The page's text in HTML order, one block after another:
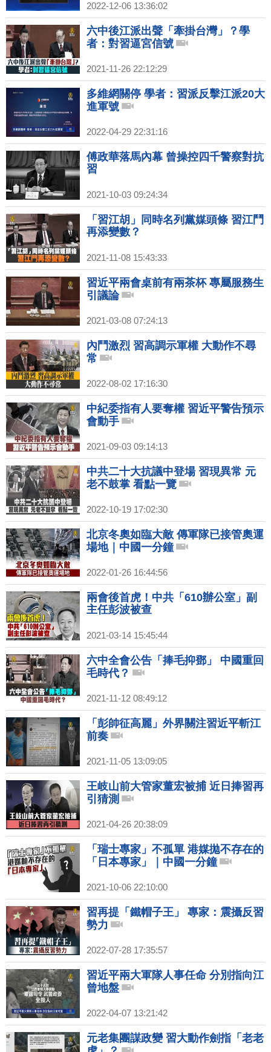
2022-12-06 13:36:02
六中後江派出聲「牽掛台灣」？學
者：對習逼宮信號
2021-11-26 22:12:29
多維網關停 學者：習派反擊江派20大
進軍號
2022-04-29 22:31:16
傅政華落馬內幕 曾操控四千警察對抗
習
2021-10-03 09:24:34
「習江胡」同時名列黨媒頭條 習江鬥
再添變數？
2021-11-08 15:43:33
習近平兩會桌前有兩茶杯 專屬服務生
引議論
2021-03-08 07:24:13
內鬥激烈 習高調示軍權 大動作不尋
常
2022-08-02 17:16:30
中紀委指有人要奪權 習近平警告預示
會動手
2021-09-03 09:14:13
中共二十大抗議中登場 習現異常 元
老不鼓掌 看點一覽
2022-10-19 17:02:30
北京冬奧如臨大敵 傳軍隊已接管奧運
場地｜中國一分鐘
2022-01-26 16:44:56
兩會後首虎！中共「610辦公室」副
主任彭波被查
2021-03-14 15:45:44
六中全會公告「捧毛抑鄧」 中國重回
毛時代？
2021-11-12 08:49:12
「彭帥征高麗」外界關注習近平斬江
前奏
2021-11-05 13:09:05
王岐山前大管家董宏被捕 近日捧習再
引猜測
2021-04-26 20:38:09
「瑞士專家」不孤單 港媒拋不存在的
「日本專家」｜中國一分鐘
2021-10-06 22:10:00
習再提「鐵帽子王」 專家：震攝反習
勢力
2022-07-28 17:35:57
習近平兩大軍隊人事任命 分別指向江
曾地盤
2022-04-07 13:21:42
元老集團謀政變 習大動作劍指「老老